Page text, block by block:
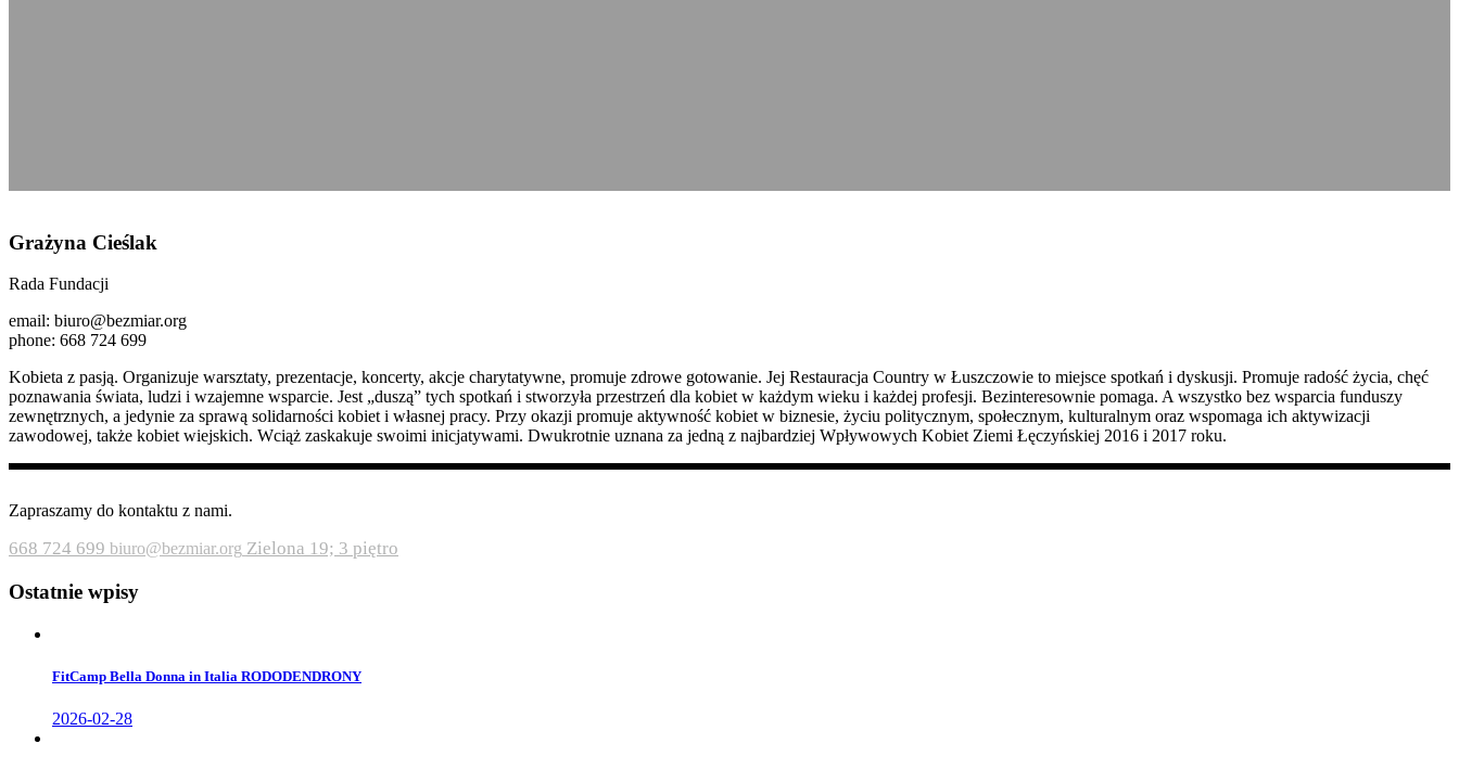
Grażyna Cieślak
Rada Fundacji
email: biuro@bezmiar.org
phone: 668 724 699
Kobieta z pasją. Organizuje warsztaty, prezentacje, koncerty, akcje charytatywne, promuje zdrowe gotowanie. Jej Restauracja Country w Łuszczowie to miejsce spotkań i dyskusji. Promuje radość życia, chęć
poznawania świata, ludzi i wzajemne wsparcie. Jest „duszą” tych spotkań i stworzyła przestrzeń dla kobiet w każdym wieku i każdej profesji. Bezinteresownie pomaga. A wszystko bez wsparcia funduszy
zewnętrznych, a jedynie za sprawą solidarności kobiet i własnej pracy. Przy okazji promuje aktywność kobiet w biznesie, życiu politycznym, społecznym, kulturalnym oraz wspomaga ich aktywizacji
zawodowej, także kobiet wiejskich. Wciąż zaskakuje swoimi inicjatywami. Dwukrotnie uznana za jedną z najbardziej Wpływowych Kobiet Ziemi Łęczyńskiej 2016 i 2017 roku.
Zapraszamy do kontaktu z nami.
668 724 699 biuro@bezmiar.org Zielona 19; 3 piętro
Ostatnie wpisy
FitCamp Bella Donna in Italia RODODENDRONY
2026-02-28